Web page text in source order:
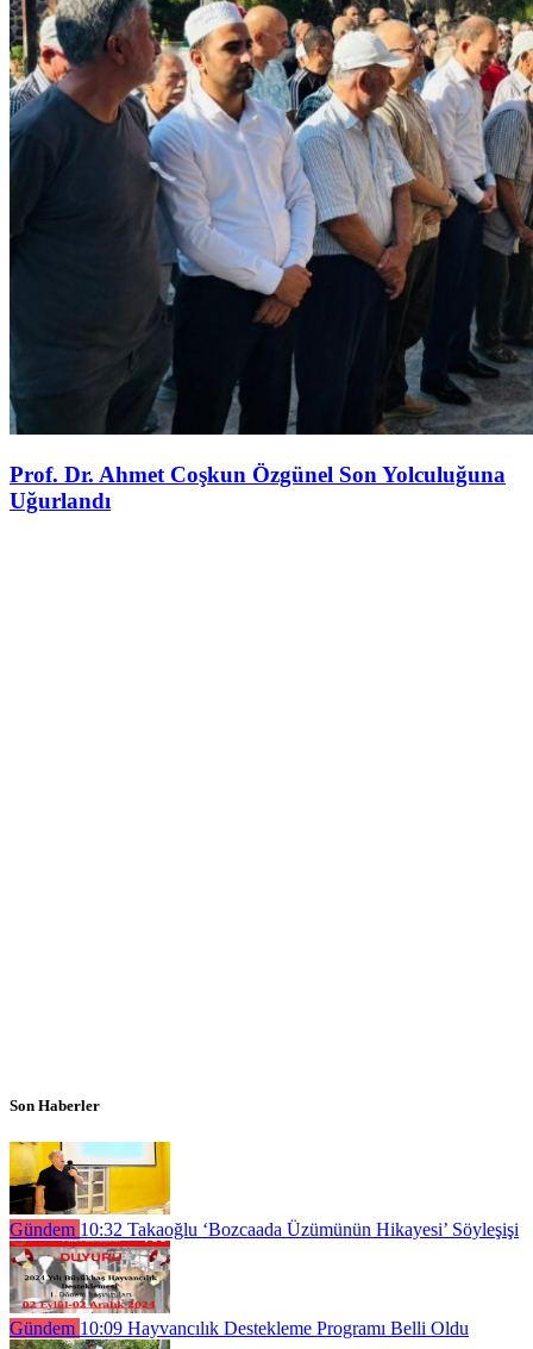
Prof. Dr. Ahmet Coşkun Özgünel Son Yolculuğuna
Uğurlandı
Son Haberler
Gündem 10:32 Takaoğlu ‘Bozcaada Üzümünün Hikayesi’ Söyleşişi
Gündem 10:09 Hayvancılık Destekleme Programı Belli Oldu